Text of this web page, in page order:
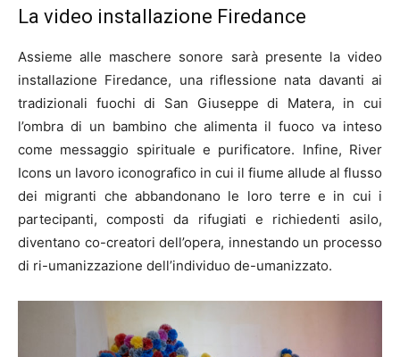
La video installazione Firedance
Assieme alle maschere sonore sarà presente la video
installazione Firedance, una riflessione nata davanti ai
tradizionali fuochi di San Giuseppe di Matera, in cui
l’ombra di un bambino che alimenta il fuoco va inteso
come messaggio spirituale e purificatore. Infine, River
Icons un lavoro iconografico in cui il fiume allude al flusso
dei migranti che abbandonano le loro terre e in cui i
partecipanti, composti da rifugiati e richiedenti asilo,
diventano co-creatori dell’opera, innestando un processo
di ri-umanizzazione dell’individuo de-umanizzato.